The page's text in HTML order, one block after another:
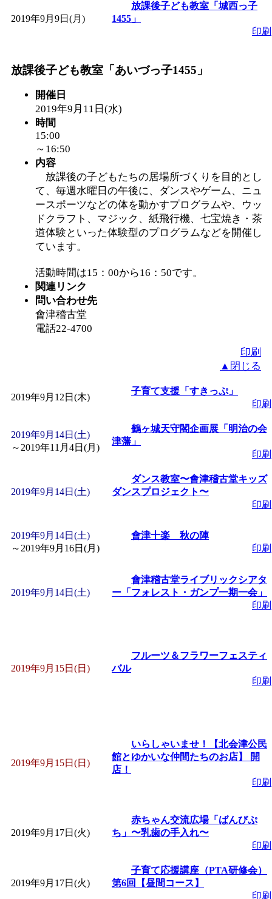
間：2026/08/10～2026/
de 健康づくり」」 受
「堂島地区歴史ウオ
す」 受付期間：～
「みなづる号乗車体
de 健康づくり」」 受
「皆鶴姫のこびる塾
～」 受付期間：～
「みなづる号乗車体
」
2019年9月9日(月)
放課後子ども教室「城西っ子
1455」
印刷
放課後子ども教室「あいづっ子1455」
開催日
2019年9月11日(水)
時間
15:00
～16:50
内容
放課後の子どもたちの居場所づくりを目的とし
て、毎週水曜日の午後に、ダンスやゲーム、ニュ
ースポーツなどの体を動かすプログラムや、ウッ
ドクラフト、マジック、紙飛行機、七宝焼き・茶
道体験といった体験型のプログラムなどを開催し
ています。
活動時間は15：00から16：50です。
関連リンク
問い合わせ先
會津稽古堂
電話22-4700
印刷
▲閉じる
2019年9月12日(木)
子育て支援「すきっぷ」
印刷
2019年9月14日(土)
～ 2019年11月4日(月)
鶴ヶ城天守閣企画展「明治の会
津藩」
印刷
2019年9月14日(土)
ダンス教室〜會津稽古堂キッズ
ダンスプロジェクト〜
印刷
2019年9月14日(土)
～ 2019年9月16日(月)
會津十楽 秋の陣
印刷
2019年9月14日(土)
會津稽古堂ライブリックシアタ
ー「フォレスト・ガンプ一期一会」
印刷
2019年9月15日(日)
フルーツ＆フラワーフェスティ
バル
印刷
2019年9月15日(日)
いらしゃいませ！【北会津公民
館とゆかいな仲間たちのお店】 開
店！
印刷
2019年9月17日(火)
赤ちゃん交流広場「ばんびぷ
ち」〜乳歯の手入れ〜
印刷
2019年9月17日(火)
子育て応援講座（PTA研修会）
第6回【昼間コース】
印刷